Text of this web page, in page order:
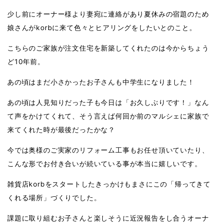
少し前にオーナー様より妻宛に連絡があり夏休みの宿題のため
娘さんがkorbに来て色々とヒアリングをしたいとのこと。
こちらのご家族が注文住宅を新築してくれたのは今からちょう
ど10年前。
あの頃はまだ小さかったお子さんも中学生になりました！
あの頃は人見知りだった子も今日は「お久しぶりです！」なん
て声をかけてくれて、そう言えば何回か前のマルシェに家族で
来てくれた時が最後だったかな？
今では奥様のご実家のリフォーム工事もお任せ頂いていたり、
こんな形でお付き合いが続いている事が本当に嬉しいです。
雑貨店korbをスタートしたきっかけもまさにこの「帰ってきて
くれる場所」づくりでした。
課題に取り組むお子さんと楽しそうに近況報告をし合うオーナ